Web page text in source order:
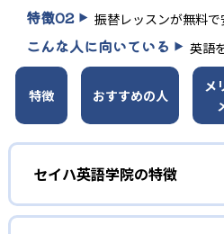
特徴02 振替レッスンが無料で
こんな人に向いている 英語
特徴 おすすめの人
メ
セイハ英語学院の特徴
1
日本人と外国